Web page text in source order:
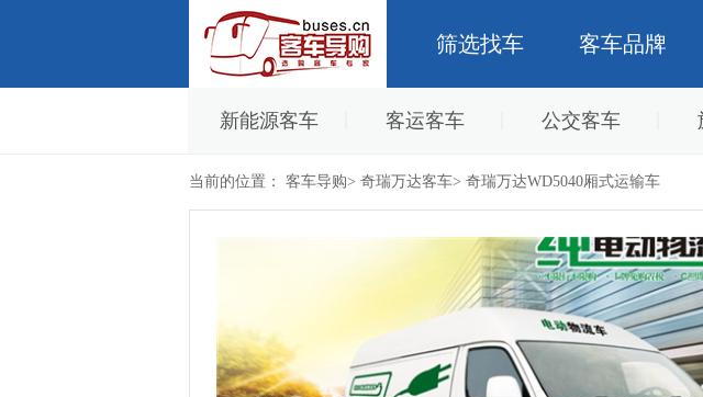
筛选找车 客车品牌
新能源客车 客运客车 公交客车
当前的位置： 客车导购> 奇瑞万达客车> 奇瑞万达WD5040厢式运输车